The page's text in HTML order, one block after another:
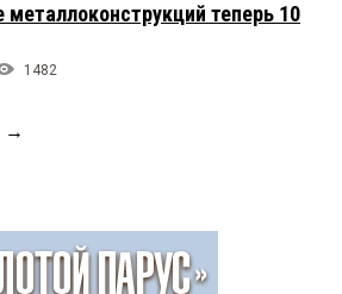
теперь 10
1482
→